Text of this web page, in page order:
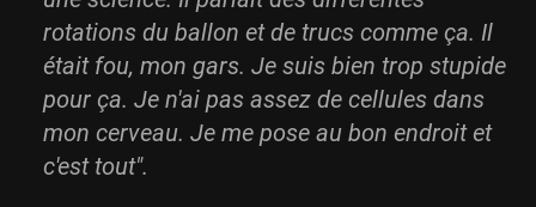
rotations du ballon et de trucs comme ça. Il
était fou, mon gars. Je suis bien trop stupide
pour ça. Je n'ai pas assez de cellules dans
mon cerveau. Je me pose au bon endroit et
c'est tout".